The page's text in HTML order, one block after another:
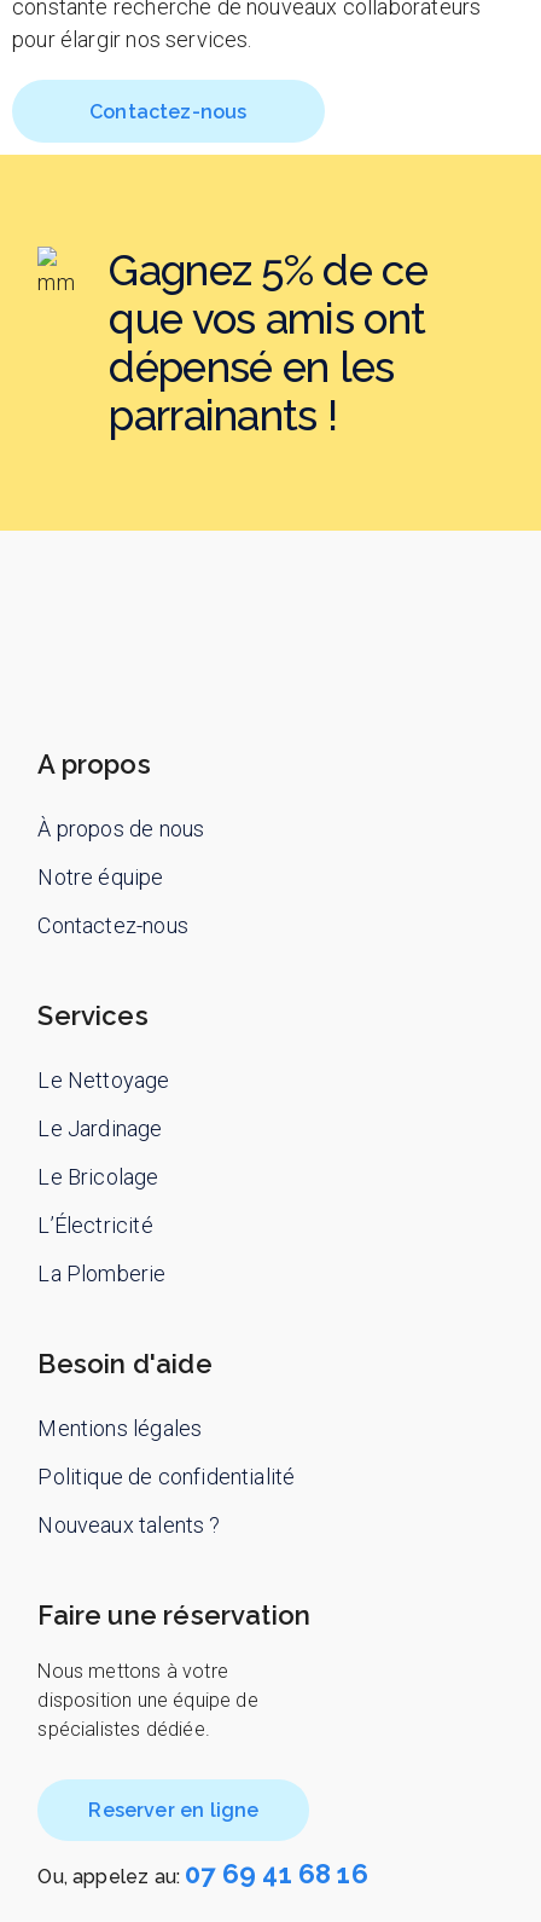
constante recherche de nouveaux collaborateurs
pour élargir nos services.
Contactez-nous
Gagnez 5% de ce
que vos amis ont
dépensé en les
parrainants !
A propos
À propos de nous
Notre équipe
Contactez-nous
Services
Le Nettoyage
Le Jardinage
Le Bricolage
L’Électricité
La Plomberie
Besoin d'aide
Mentions légales
Politique de confidentialité
Nouveaux talents ?
Faire une réservation
Nous mettons à votre
disposition une équipe de
spécialistes dédiée.
Reserver en ligne
Ou, appelez au: 07 69 41 68 16